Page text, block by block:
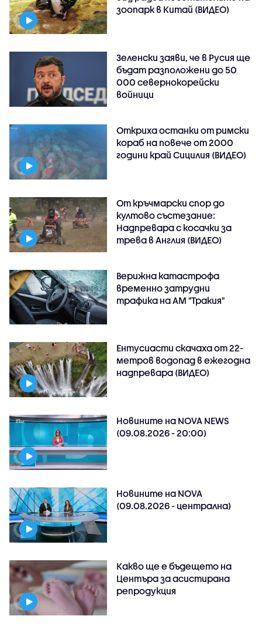
зоопарк в Китай (ВИДЕО)
Зеленски заяви, че в Русия ще
бъдат разположени до 50
000 севернокорейски
войници
Откриха останки от римски
кораб на повече от 2000
години край Сицилия (ВИДЕО)
От кръчмарски спор до
култово състезание:
Надпревара с косачки за
трева в Англия (ВИДЕО)
Верижна катастрофа
временно затрудни
трафика на АМ "Тракия"
Ентусиасти скачаха от 22-
метров водопад в ежегодна
надпревара (ВИДЕО)
Новините на NOVA NEWS
(09.08.2026 - 20:00)
Новините на NOVA
(09.08.2026 - централна)
Какво ще е бъдещето на
Центъра за асистирана
репродукция